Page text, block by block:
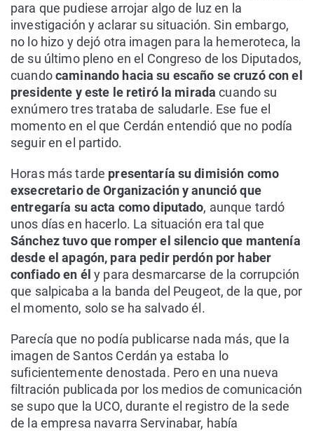
para que pudiese arrojar algo de luz en la
investigación y aclarar su situación. Sin embargo,
no lo hizo y dejó otra imagen para la hemeroteca, la
de su último pleno en el Congreso de los Diputados,
cuandocaminando hacia su escaño se cruzó con el
presidente y este le retiró la miradacuando su
exnúmero tres trataba de saludarle. Ese fue el
momento en el que Cerdán entendió que no podía
seguir en el partido.
Horas más tarde presentaría su dimisión como
exsecretario de Organización y anunció que
entregaría su acta como diputado, aunque tardó
unos días en hacerlo. La situación era tal que
Sánchez tuvo que romper el silencio que mantenía
desde el apagón, para pedir perdón por haber
confiado en él y para desmarcarse de la corrupción
que salpicaba a la banda del Peugeot, de la que, por
el momento, solo se ha salvado él.
Parecía que no podía publicarse nada más, que la
imagen de Santos Cerdán ya estaba lo
suficientemente denostada. Pero en una nueva
filtración publicada por los medios de comunicación
se supo que la UCO, durante el registro de la sede
de la empresa navarra Servinabar, había